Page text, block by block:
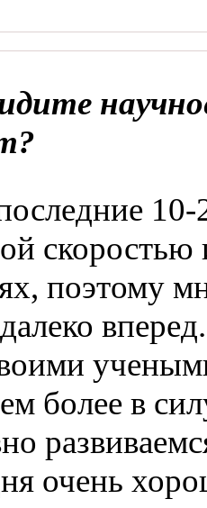
10-
поэтому
более в
очень